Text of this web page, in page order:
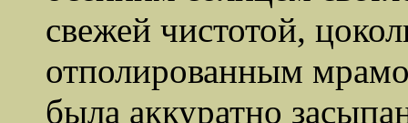
свежей чистотой,
отполированным
была аккуратно